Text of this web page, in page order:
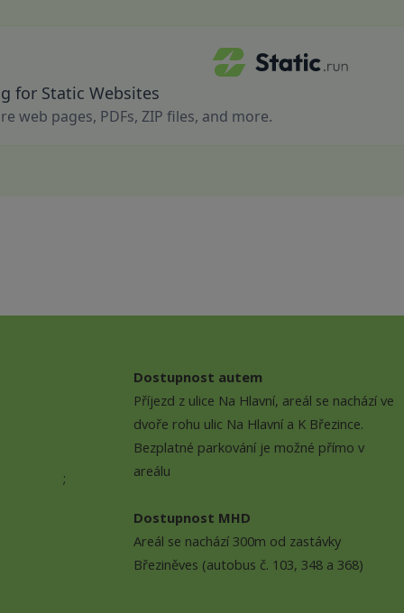
;
Dostupnost autem
Příjezd z ulice Na Hlavní, areál se nachází ve
dvoře rohu ulic Na Hlavní a K Březince.
Bezplatné parkování je možné přímo v
areálu
Dostupnost MHD
Areál se nachází 300m od zastávky
Březiněves (autobus č. 103, 348 a 368)